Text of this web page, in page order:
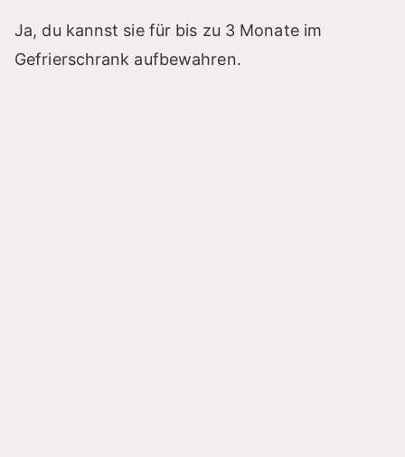
Ja, du kannst sie für bis zu 3 Monate im
Gefrierschrank aufbewahren.